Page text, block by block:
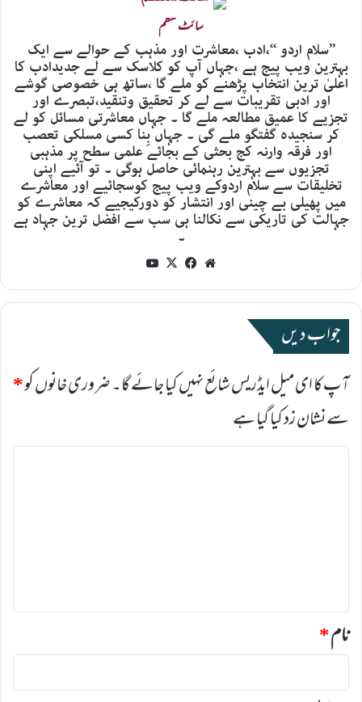
سائٹ منتظم
’’سلام اردو ‘‘،ادب ،معاشرت اور مذہب کے حوالے سے ایک
بہترین ویب پیج ہے ،جہاں آپ کو کلاسک سے لے جدیدادب کا
اعلیٰ ترین انتخاب پڑھنے کو ملے گا ،ساتھ ہی خصوصی گوشے
اور ادبی تقریبات سے لے کر تحقیق وتنقید،تبصرے اور
تجزیے کا عمیق مطالعہ ملے گا ۔ جہاں معاشرتی مسائل کو لے
کر سنجیدہ گفتگو ملے گی ۔ جہاں بِنا کسی مسلکی تعصب
اور فرقہ وارنہ کج بحثی کے بجائے علمی سطح پر مذہبی
تجزیوں سے بہترین رہنمائی حاصل ہوگی ۔ تو آئیے اپنی
تخلیقات سے سلام اردوکے ویب پیج کوسجائیے اور معاشرے
میں پھیلی بے چینی اور انتشار کو دورکیجیے کہ معاشرے کو
جہالت کی تاریکی سے نکالنا ہی سب سے افضل ترین جہاد ہے
۔
Website
Facebook
X
جواب دیں
آپ کا ای میل ایڈریس شائع نہیں کیا جائے گا۔ضروری خانوں کو*
سے نشان زد کیا گیا ہے
ت
نام*